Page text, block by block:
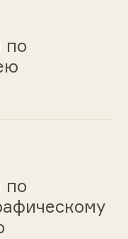
по
по